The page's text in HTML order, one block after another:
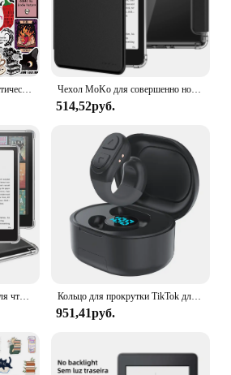
50 шт., микс, темные романтические наклейки для чтения книг, Kindle, эстетические наклейки для девочек, наклейки для Ipad, телефона, ноутбука, дневника Чехол MoKo для совершенно нового 7-дюймового Kindle Paperwhite 12-го поколения 2024 и Kinder Colorsoft Signature Edition 2024, сверхпрозрачный мягкий чехол
514,52руб.
1 шт., 7-дюймовый чехол для чтения с защитой от царапин, подушка безопасности, чехол с электронными чернилами для Kindle Paperwhite 12-го поколения 2024/Colorsoft Signature Edition Кольцо для прокрутки TikTok для пульта дистанционного управления TikTok, Kindle App, камера с дистанционным управлением, Bluetooth-Совместимость с IPhone, Ipad, Android телефоном
951,41руб.